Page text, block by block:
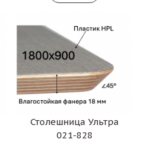
Столешница Ультра
021-828